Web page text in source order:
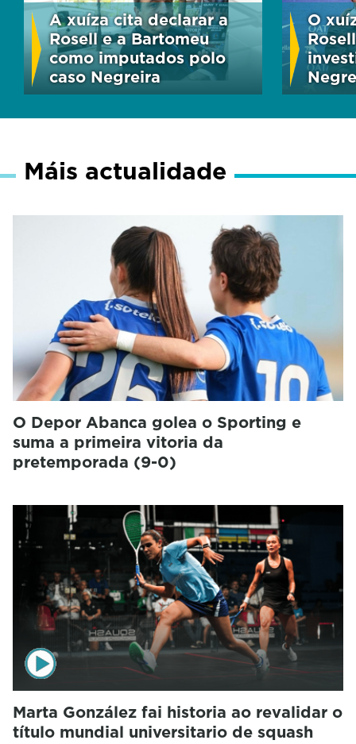
A xuíza cita declarar a
Rosell e a Bartomeu
como imputados polo
caso Negreira
O
Máis actualidade
O Depor Abanca golea o Sporting e
suma a primeira vitoria da
pretemporada (9-0)
Marta González fai historia ao revalidar o
título mundial universitario de squash